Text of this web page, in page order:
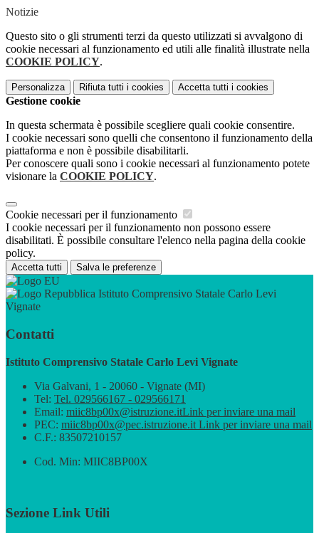
Notizie
Questo sito o gli strumenti terzi da questo utilizzati si avvalgono di
cookie necessari al funzionamento ed utili alle finalità illustrate nella
COOKIE POLICY.
Personalizza Rifiuta tutti i cookies Accetta tutti i cookies
Gestione cookie
In questa schermata è possibile scegliere quali cookie consentire.
I cookie necessari sono quelli che consentono il funzionamento della
piattaforma e non è possibile disabilitarli.
Per conoscere quali sono i cookie necessari al funzionamento potete
visionare la COOKIE POLICY.
Cookie necessari per il funzionamento
I cookie necessari per il funzionamento non possono essere
disabilitati. È possibile consultare l'elenco nella pagina della cookie
policy.
Accetta tutti Salva le preferenze
Istituto Comprensivo Statale Carlo Levi
Vignate
Contatti
Istituto Comprensivo Statale Carlo Levi Vignate
Via Galvani, 1 - 20060 - Vignate (MI)
Tel: Tel. 029566167 - 029566171
Email: miic8bp00x@istruzione.itLink per inviare una mail
PEC: miic8bp00x@pec.istruzione.it Link per inviare una mail
C.F.: 83507210157
Cod. Min: MIIC8BP00X
Sezione Link Utili